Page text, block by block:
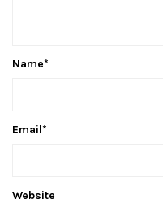
Name*
Email*
Website